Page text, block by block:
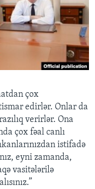
çox
edirlər. Onlar da
verirlər. Ona
çox fəal canlı
istifadə
eyni zamanda,
vasitələrilə